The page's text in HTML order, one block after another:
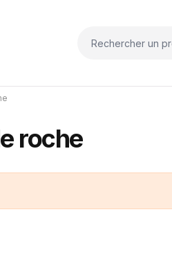
roche